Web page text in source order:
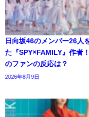
日向坂46のメンバー26人
た『SPY×FAMILY』作者
のファンの反応は？
2026年8月9日